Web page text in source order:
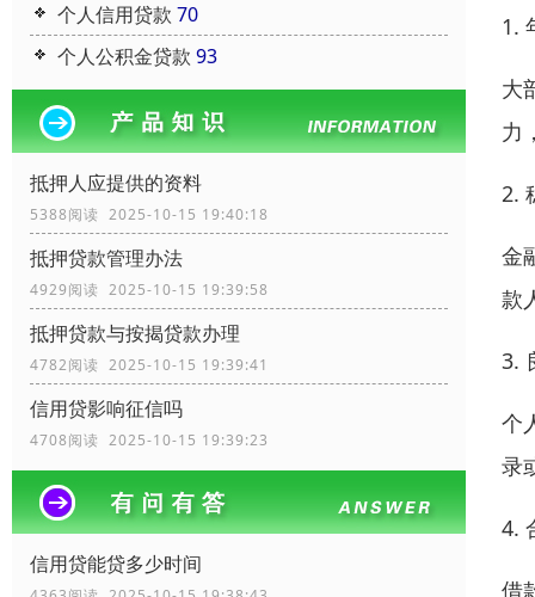
个人信用贷款 70
个人公积金贷款 93
抵押人应提供的资料
5388阅读 2025-10-15 19:40:18
抵押贷款管理办法
4929阅读 2025-10-15 19:39:58
抵押贷款与按揭贷款办理
4782阅读 2025-10-15 19:39:41
信用贷影响征信吗
4708阅读 2025-10-15 19:39:23
信用贷能贷多少时间
1.
大
力
2.
金
款
3.
个
录
4.
借